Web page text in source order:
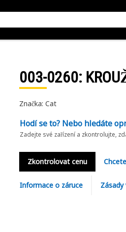
003-0260:
Značka: Cat
Hodí se to? Nebo hledáte
Zadejte své zařízení a zkontrolujte,
Zkontrolovat cenu
Informace o záruce Zásady